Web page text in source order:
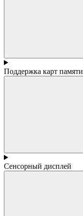
Поддержка карт памяти
Сенсорный дисплей